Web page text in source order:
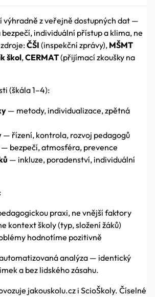
výhradně z veřejně dostupných dat —
individuální přístup a klima, ne
ČŠI (inspekční zprávy), MŠMT
škol,CERMAT(přijímací zkoušky na
(škála 1–4):
— metody, individualizace, zpětná
— řízení, kontrola, rozvoj pedagogů
— bezpečí, atmosféra, prevence
— inkluze, poradenství, individuální
praxi, ne vnější faktory
kontext školy (typ, složení žáků)
hodnotíme pozitivně
analýza — identický
a bez lidského zásahu.
jakouskolu.cz i ScioŠkoly. Číselné